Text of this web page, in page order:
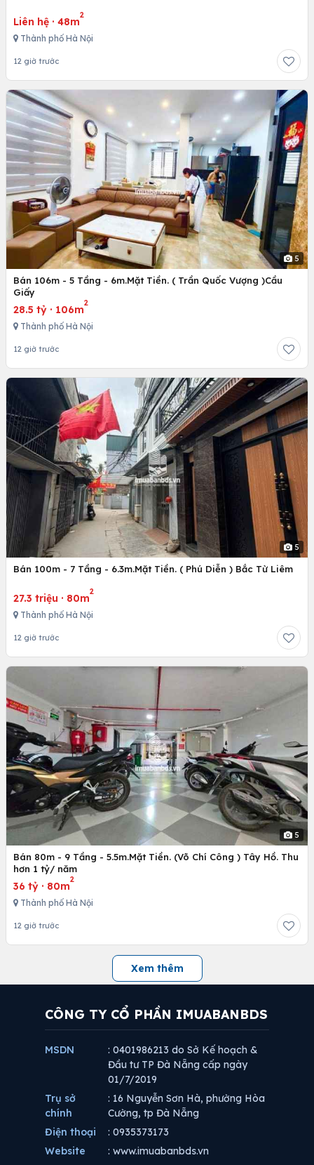
Liên hệ · 48m
2
Thành phố Hà Nội
12 giờ trước
5
Bán 106m - 5 Tầng - 6m.Mặt Tiền. ( Trần Quốc Vượng )Cầu
Giấy
28.5 tỷ · 106m
2
Thành phố Hà Nội
12 giờ trước
5
Bán 100m - 7 Tầng - 6.3m.Mặt Tiền. ( Phú Diễn ) Bắc Từ Liêm
27.3 triệu · 80m
2
Thành phố Hà Nội
12 giờ trước
5
Bán 80m - 9 Tầng - 5.5m.Mặt Tiền. (Võ Chí Công ) Tây Hồ. Thu
hơn 1 tỷ/ năm
36 tỷ · 80m
2
Thành phố Hà Nội
12 giờ trước
Xem thêm
CÔNG TY CỔ PHẦN IMUABANBDS
MSDN
: 0401986213 do Sở Kế hoạch &
Đầu tư TP Đà Nẵng cấp ngày
01/7/2019
Trụ sở
chính
: 16 Nguyễn Sơn Hà, phường Hòa
Cường, tp Đà Nẵng
Điện thoại
: 0935373173
Website
: www.imuabanbds.vn